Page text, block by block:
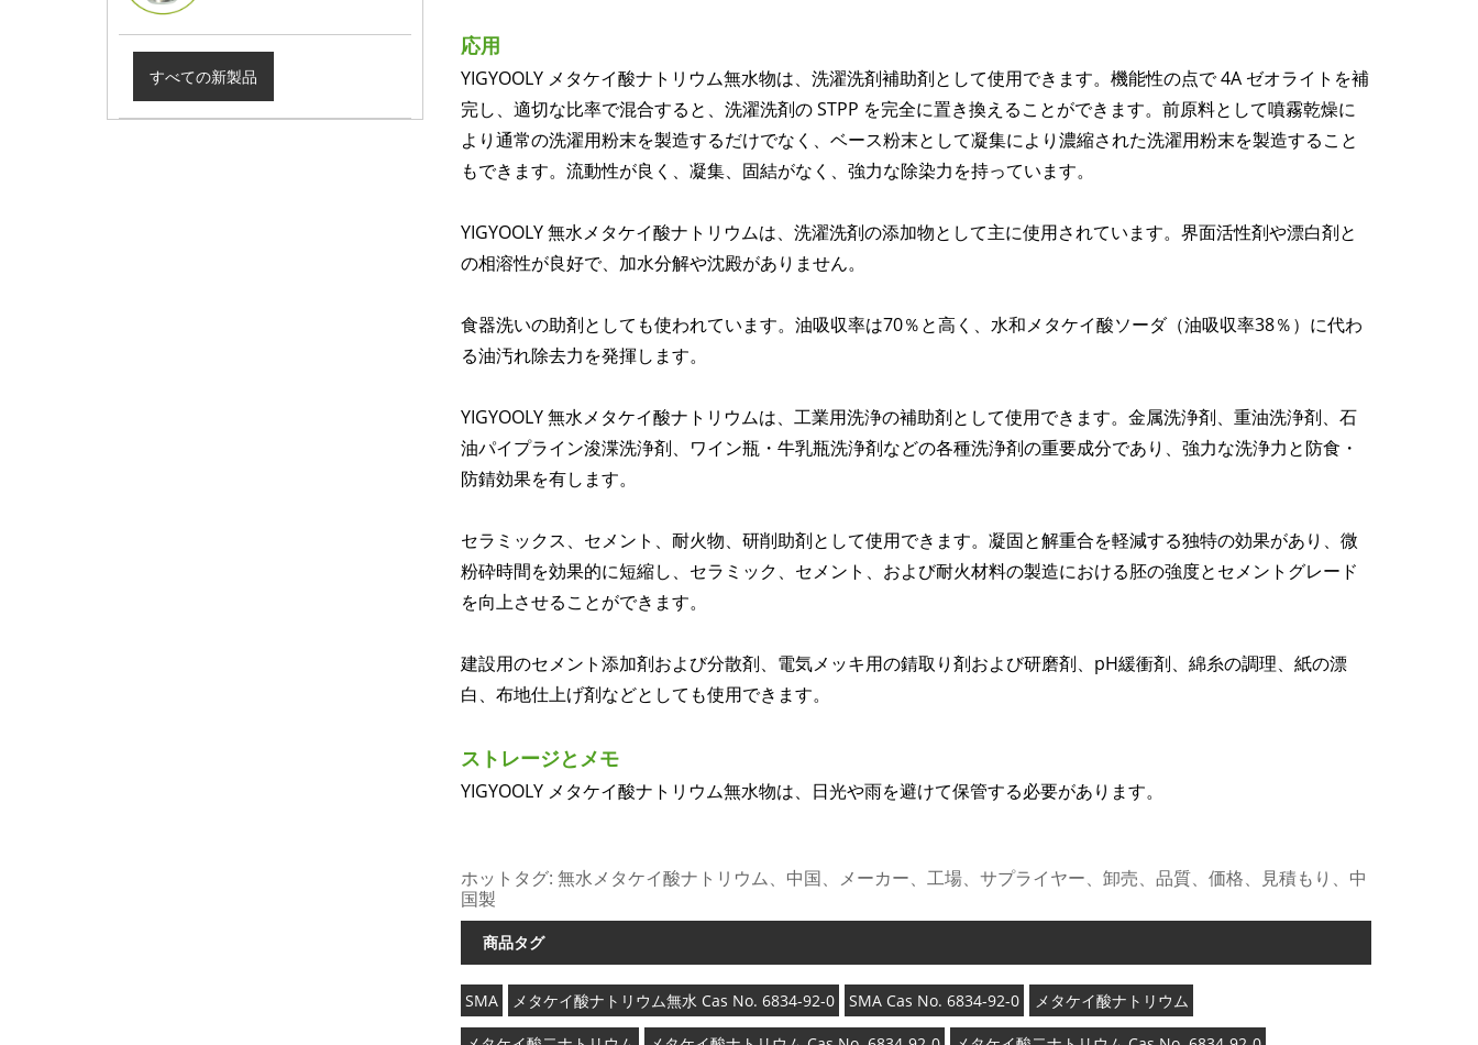
すべての新製品
応用
YIGYOOLY メタケイ酸ナトリウム無水物は、洗濯洗剤補助剤として使用できます。機能性の点で 4A ゼオライトを補
完し、適切な比率で混合すると、洗濯洗剤の STPP を完全に置き換えることができます。前原料として噴霧乾燥に
より通常の洗濯用粉末を製造するだけでなく、ベース粉末として凝集により濃縮された洗濯用粉末を製造すること
もできます。流動性が良く、凝集、固結がなく、強力な除染力を持っています。
YIGYOOLY 無水メタケイ酸ナトリウムは、洗濯洗剤の添加物として主に使用されています。界面活性剤や漂白剤と
の相溶性が良好で、加水分解や沈殿がありません。
食器洗いの助剤としても使われています。油吸収率は70％と高く、水和メタケイ酸ソーダ（油吸収率38％）に代わ
る油汚れ除去力を発揮します。
YIGYOOLY 無水メタケイ酸ナトリウムは、工業用洗浄の補助剤として使用できます。金属洗浄剤、重油洗浄剤、石
油パイプライン浚渫洗浄剤、ワイン瓶・牛乳瓶洗浄剤などの各種洗浄剤の重要成分であり、強力な洗浄力と防食・
防錆効果を有します。
セラミックス、セメント、耐火物、研削助剤として使用できます。凝固と解重合を軽減する独特の効果があり、微
粉砕時間を効果的に短縮し、セラミック、セメント、および耐火材料の製造における胚の強度とセメントグレード
を向上させることができます。
建設用のセメント添加剤および分散剤、電気メッキ用の錆取り剤および研磨剤、pH緩衝剤、綿糸の調理、紙の漂
白、布地仕上げ剤などとしても使用できます。
ストレージとメモ
YIGYOOLY メタケイ酸ナトリウム無水物は、日光や雨を避けて保管する必要があります。
ホットタグ: 無水メタケイ酸ナトリウム、中国、メーカー、工場、サプライヤー、卸売、品質、価格、見積もり、中
国製
商品タグ
SMA メタケイ酸ナトリウム無水 Cas No. 6834-92-0 SMA Cas No. 6834-92-0 メタケイ酸ナトリウム